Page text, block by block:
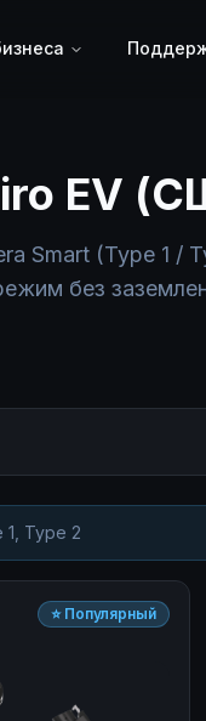
EV
Smart (Type 1 /
без
1, Type 2
⭐ Популярный